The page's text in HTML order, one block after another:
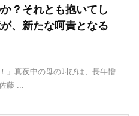
？それとも抱いてし
、新たな呵責となる
」真夜中の母の叫びは、長年憎
藤 ...